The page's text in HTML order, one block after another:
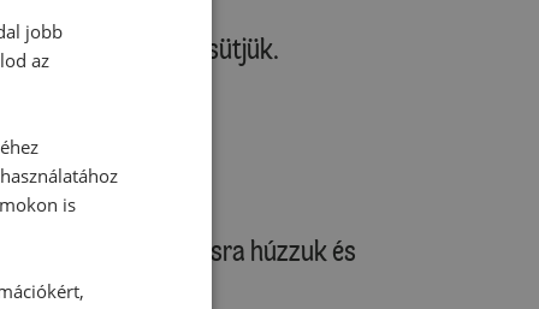
a süteményt megsütjük.
tulajdonságait!
együtt sütőrácsra húzzuk és
jobb
az
is